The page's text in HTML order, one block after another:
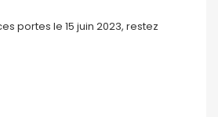
portes le 15 juin 2023, restez